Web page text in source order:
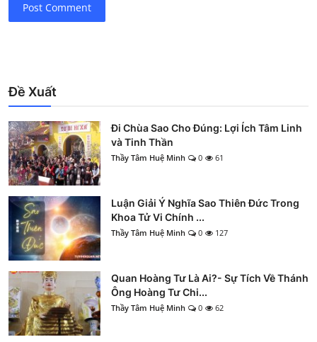
Post Comment
Đề Xuất
Đi Chùa Sao Cho Đúng: Lợi Ích Tâm Linh
và Tinh Thần
Thầy Tâm Huệ Minh 0 61
Luận Giải Ý Nghĩa Sao Thiên Đức Trong
Khoa Tử Vi Chính ...
Thầy Tâm Huệ Minh 0 127
Quan Hoàng Tư Là Ai?- Sự Tích Về Thánh
Ông Hoàng Tư Chi...
Thầy Tâm Huệ Minh 0 62